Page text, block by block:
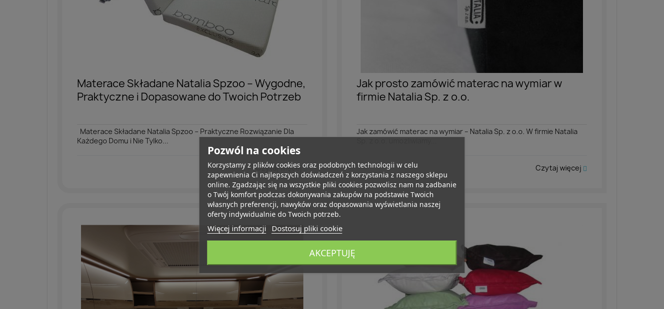
Materace Składane Natalia Spzoo – Wygodne,
Praktyczne i Dopasowane do Twoich Potrzeb
Materace Składane Natalia Spzoo – Praktyczne Rozwiązanie Dla
Każdego Domu i Nie Tylko...
Czytaj więcej
Jak prosto zamówić materac na wymiar w
firmie Natalia Sp. z o.o.
Jak zamówić materac na wymiar – Natalia Sp. z o.o. W firmie Natalia
Czytaj więcej
Pozwól na cookies
Korzystamy z plików cookies oraz podobnych technologii w celu
zapewnienia Ci najlepszych doświadczeń z korzystania z naszego sklepu
online. Zgadzając się na wszystkie pliki cookies pozwolisz nam na zadbanie
o Twój komfort podczas dokonywania zakupów na podstawie Twoich
własnych preferencji, nawyków oraz dopasowania wyświetlania naszej
oferty indywidualnie do Twoich potrzeb.
Więcej informacji Dostosuj pliki cookie
AKCEPTUJĘ